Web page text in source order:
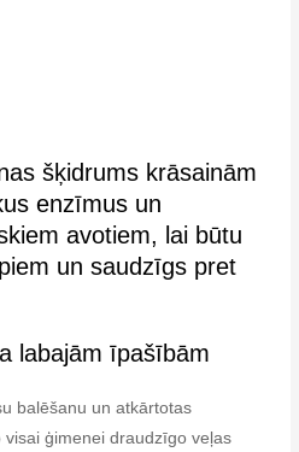
šķidrums krāsainām
enzīmus un
avotiem, lai būtu
un saudzīgs pret
labajām īpašībām
balēšanu un atkārtotas
ģimenei draudzīgo veļas